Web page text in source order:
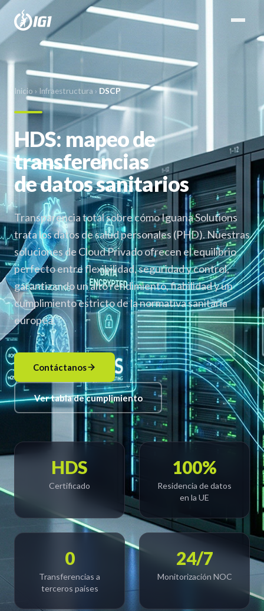
Inicio › Infraestructura › DSCP
HDS: mapeo de
transferencias
de datos sanitarios
Transparencia total sobre cómo Iguana Solutions
trata los datos de salud personales (PHD). Nuestras
soluciones de Cloud Privado ofrecen el equilibrio
perfecto entre flexibilidad, seguridad y control,
garantizando un alto rendimiento, fiabilidad y un
cumplimiento estricto de la normativa sanitaria
europea.
Contáctanos
Ver tabla de cumplimiento
HDS
Certificado
100%
Residencia de datos
en la UE
0
Transferencias a
terceros países
24/7
Monitorización NOC